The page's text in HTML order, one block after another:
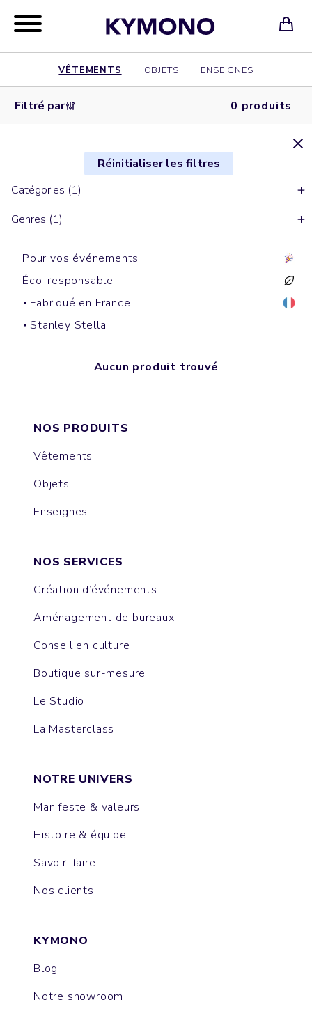
VÊTEMENTS OBJETS ENSEIGNES
Filtré par 0 produits
Réinitialiser les filtres
Catégories (1)
Genres (1)
Pour vos événements
Éco-responsable
Fabriqué en France
Stanley Stella
Aucun produit trouvé
NOS PRODUITS
Vêtements
Objets
Enseignes
NOS SERVICES
Création d’événements
Aménagement de bureaux
Conseil en culture
Boutique sur-mesure
Le Studio
La Masterclass
NOTRE UNIVERS
Manifeste & valeurs
Histoire & équipe
Savoir-faire
Nos clients
KYMONO
Blog
Notre showroom